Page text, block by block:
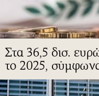
Στα 36,5 δισ.
το 2025,